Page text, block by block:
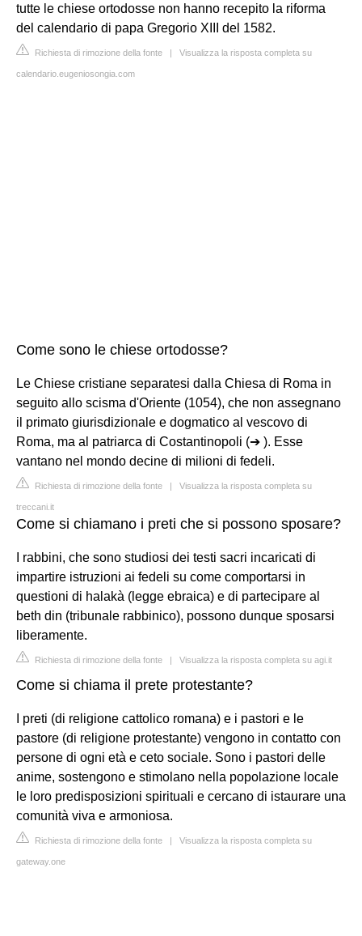
tutte le chiese ortodosse non hanno recepito la riforma
del calendario di papa Gregorio XIII del 1582.
Richiesta di rimozione della fonte | Visualizza la risposta completa su
calendario.eugeniosongia.com
Come sono le chiese ortodosse?
Le Chiese cristiane separatesi dalla Chiesa di Roma in
seguito allo scisma d'Oriente (1054), che non assegnano
il primato giurisdizionale e dogmatico al vescovo di
Roma, ma al patriarca di Costantinopoli (➔ ). Esse
vantano nel mondo decine di milioni di fedeli.
Richiesta di rimozione della fonte | Visualizza la risposta completa su
treccani.it
Come si chiamano i preti che si possono sposare?
I rabbini, che sono studiosi dei testi sacri incaricati di
impartire istruzioni ai fedeli su come comportarsi in
questioni di halakà (legge ebraica) e di partecipare al
beth din (tribunale rabbinico), possono dunque sposarsi
liberamente.
Richiesta di rimozione della fonte | Visualizza la risposta completa su agi.it
Come si chiama il prete protestante?
I preti (di religione cattolico romana) e i pastori e le
pastore (di religione protestante) vengono in contatto con
persone di ogni età e ceto sociale. Sono i pastori delle
anime, sostengono e stimolano nella popolazione locale
le loro predisposizioni spirituali e cercano di istaurare una
comunità viva e armoniosa.
Richiesta di rimozione della fonte | Visualizza la risposta completa su
gateway.one